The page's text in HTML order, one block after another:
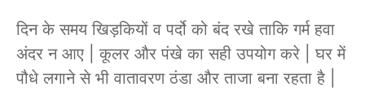
दिन के समय खिड़कियों व पर्दो को बंद रखे ताकि गर्म हवा
अंदर न आए | कूलर और पंखे का सही उपयोग करे | घर में
पौधे लगाने से भी वातावरण ठंडा और ताजा बना रहता है |